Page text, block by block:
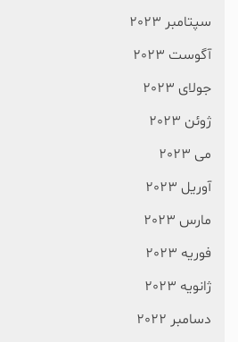
سپتامبر 2023
آگوست 2023
جولای 2023
ژوئن 2023
می 2023
آوریل 2023
مارس 2023
فوریه 2023
ژانویه 2023
دسامبر 2022